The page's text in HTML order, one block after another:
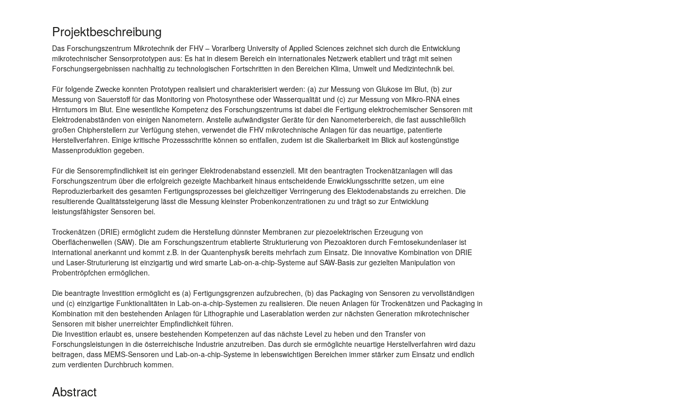
Projektbeschreibung
Das Forschungszentrum Mikrotechnik der FHV – Vorarlberg University of Applied Sciences zeichnet sich durch die Entwicklung
mikrotechnischer Sensorprototypen aus: Es hat in diesem Bereich ein internationales Netzwerk etabliert und trägt mit seinen
Forschungsergebnissen nachhaltig zu technologischen Fortschritten in den Bereichen Klima, Umwelt und Medizintechnik bei.
Für folgende Zwecke konnten Prototypen realisiert und charakterisiert werden: (a) zur Messung von Glukose im Blut, (b) zur
Messung von Sauerstoff für das Monitoring von Photosynthese oder Wasserqualität und (c) zur Messung von Mikro-RNA eines
Hirntumors im Blut. Eine wesentliche Kompetenz des Forschungszentrums ist dabei die Fertigung elektrochemischer Sensoren mit
Elektrodenabständen von einigen Nanometern. Anstelle aufwändigster Geräte für den Nanometerbereich, die fast ausschließlich
großen Chipherstellern zur Verfügung stehen, verwendet die FHV mikrotechnische Anlagen für das neuartige, patentierte
Herstellverfahren. Einige kritische Prozessschritte können so entfallen, zudem ist die Skalierbarkeit im Blick auf kostengünstige
Massenproduktion gegeben.
Für die Sensorempfindlichkeit ist ein geringer Elektrodenabstand essenziell. Mit den beantragten Trockenätzanlagen will das
Forschungszentrum über die erfolgreich gezeigte Machbarkeit hinaus entscheidende Enwicklungsschritte setzen, um eine
Reproduzierbarkeit des gesamten Fertigungsprozesses bei gleichzeitiger Verringerung des Elektodenabstands zu erreichen. Die
resultierende Qualitätssteigerung lässt die Messung kleinster Probenkonzentrationen zu und trägt so zur Entwicklung
leistungsfähigster Sensoren bei.
Trockenätzen (DRIE) ermöglicht zudem die Herstellung dünnster Membranen zur piezoelektrischen Erzeugung von
Oberflächenwellen (SAW). Die am Forschungszentrum etablierte Strukturierung von Piezoaktoren durch Femtosekundenlaser ist
international anerkannt und kommt z.B. in der Quantenphysik bereits mehrfach zum Einsatz. Die innovative Kombination von DRIE
und Laser-Struturierung ist einzigartig und wird smarte Lab-on-a-chip-Systeme auf SAW-Basis zur gezielten Manipulation von
Probentröpfchen ermöglichen.
Die beantragte Investition ermöglicht es (a) Fertigungsgrenzen aufzubrechen, (b) das Packaging von Sensoren zu vervollständigen
und (c) einzigartige Funktionalitäten in Lab-on-a-chip-Systemen zu realisieren. Die neuen Anlagen für Trockenätzen und Packaging in
Kombination mit den bestehenden Anlagen für Lithographie und Laserablation werden zur nächsten Generation mikrotechnischer
Sensoren mit bisher unerreichter Empfindlichkeit führen.
Die Investition erlaubt es, unsere bestehenden Kompetenzen auf das nächste Level zu heben und den Transfer von
Forschungsleistungen in die österreichische Industrie anzutreiben. Das durch sie ermöglichte neuartige Herstellverfahren wird dazu
beitragen, dass MEMS-Sensoren und Lab-on-a-chip-Systeme in lebenswichtigen Bereichen immer stärker zum Einsatz und endlich
zum verdienten Durchbruch kommen.
Abstract